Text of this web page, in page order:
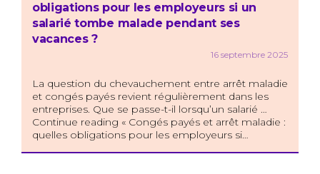
obligations pour les employeurs si un
salarié tombe malade pendant ses
vacances ?
16 septembre 2025
La question du chevauchement entre arrêt maladie
et congés payés revient régulièrement dans les
entreprises. Que se passe-t-il lorsqu’un salarié …
Continue reading « Congés payés et arrêt maladie :
quelles obligations pour les employeurs si…